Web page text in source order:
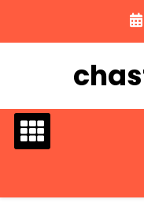
содержимому